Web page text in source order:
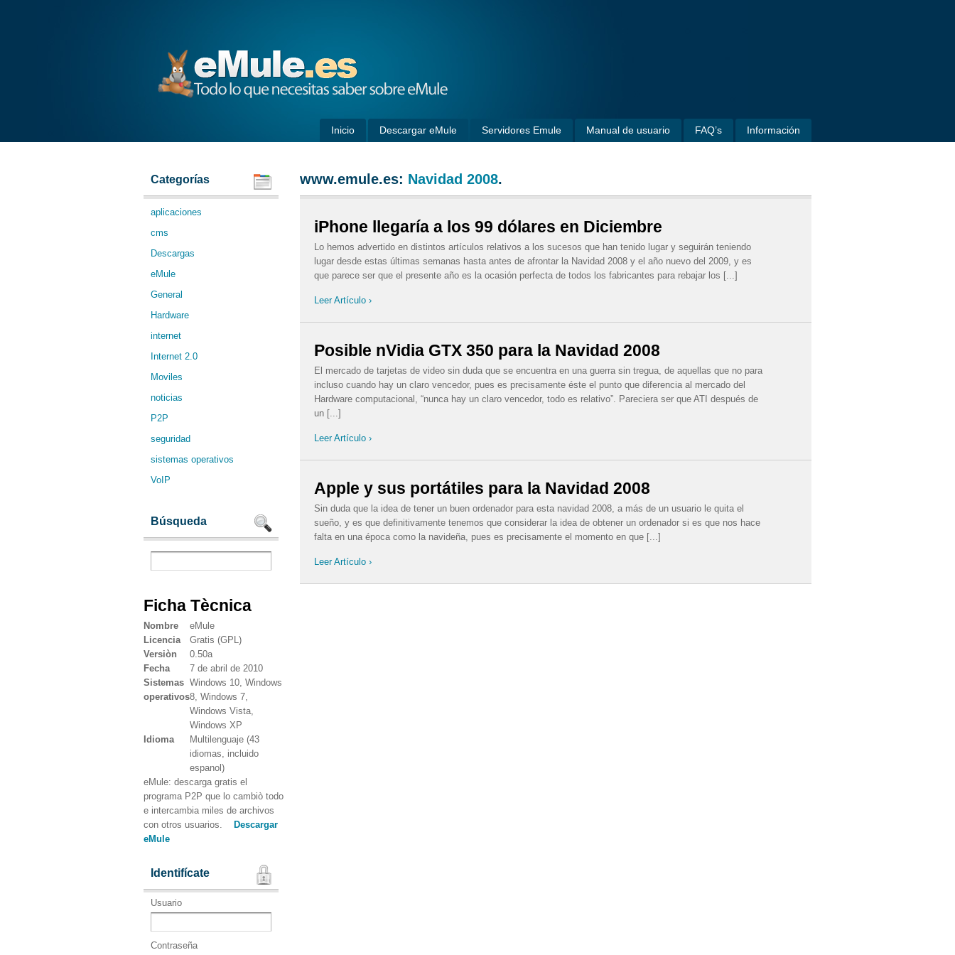
Inicio Descargar eMule Servidores Emule Manual de usuario FAQ’s Información
Categorías
aplicaciones
cms
Descargas
eMule
General
Hardware
internet
Internet 2.0
Moviles
noticias
P2P
seguridad
sistemas operativos
VoIP
Búsqueda
Ficha Tècnica
Nombre
eMule
Licencia
Gratis (GPL)
Versiòn
0.50a
Fecha
7 de abril de 2010
Sistemas
operativos
Windows 10, Windows
8, Windows 7,
Windows Vista,
Windows XP
Idioma
Multilenguaje (43
idiomas, incluido
espanol)
eMule: descarga gratis el
programa P2P que lo cambiò todo
e intercambia miles de archivos
con otros usuarios.
Descargar
eMule
Identifícate
Usuario
Contraseña
www.emule.es: Navidad 2008.
iPhone llegaría a los 99 dólares en Diciembre
Lo hemos advertido en distintos artículos relativos a los sucesos que han tenido lugar y seguirán teniendo
lugar desde estas últimas semanas hasta antes de afrontar la Navidad 2008 y el año nuevo del 2009, y es
que parece ser que el presente año es la ocasión perfecta de todos los fabricantes para rebajar los [...]
Leer Artículo ›
Posible nVidia GTX 350 para la Navidad 2008
El mercado de tarjetas de video sin duda que se encuentra en una guerra sin tregua, de aquellas que no para
incluso cuando hay un claro vencedor, pues es precisamente éste el punto que diferencia al mercado del
Hardware computacional, “nunca hay un claro vencedor, todo es relativo”. Pareciera ser que ATI después de
un [...]
Leer Artículo ›
Apple y sus portátiles para la Navidad 2008
Sin duda que la idea de tener un buen ordenador para esta navidad 2008, a más de un usuario le quita el
sueño, y es que definitivamente tenemos que considerar la idea de obtener un ordenador si es que nos hace
falta en una época como la navideña, pues es precisamente el momento en que [...]
Leer Artículo ›